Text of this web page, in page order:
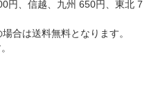
円、信越、九州 650円、東北 7
合は送料無料となります。